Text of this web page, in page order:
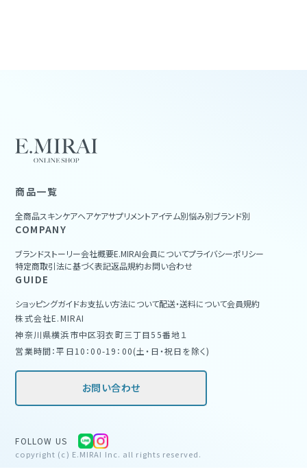
株式会社E.MIRAI
神奈川県横浜市中区羽衣町三丁目55番地１
営業時間：平日10：00-19：00(土・日・祝日を除く)
お問い合わせ
商品一覧
全商品スキンケアヘアケアサプリメントアイテム別悩み別ブランド別
COMPANY
ブランドストーリー会社概要E.MIRAI会員についてプライバシーポリシー
特定商取引法に基づく表記返品規約お問い合わせ
GUIDE
ショッピングガイドお支払い方法について配送・送料について会員規約
FOLLOW US
copyright (c) E.MIRAI Inc. all rights reserved.